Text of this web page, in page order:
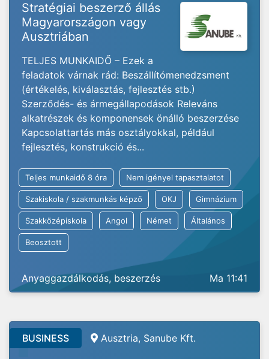
Stratégiai beszerző állás
Magyarországon vagy
Ausztriában
TELJES MUNKAIDŐ – Ezek a
feladatok várnak rád: Beszállítómenedzsment
(értékelés, kiválasztás, fejlesztés stb.)
Szerződés- és ármegállapodások Releváns
alkatrészek és komponensek önálló beszerzése
Kapcsolattartás más osztályokkal, például
fejlesztés, konstrukció és...
Teljes munkaidő 8 óra Nem igényel tapasztalatot
Szakiskola / szakmunkás képző OKJ Gimnázium
Szakközépiskola Angol Német Általános
Beosztott
Anyaggazdálkodás, beszerzés Ma 11:41
BUSINESS Ausztria, Sanube Kft.